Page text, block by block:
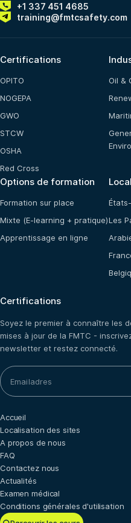
+1 337 451 4685
training@fmtcsafety.com
Certifications
OPITO
NOGEPA
GWO
STCW
OSHA
Red Cross
Oil &
Options de formation
Formation sur place
Mixte (E-learning + pratique)
Apprentissage en ligne
Les
Certifications
Soyez le premier à connaître les
mises à jour de la FMTC -
newsletter et restez connecté.
Accueil
Localisation des sites
A propos de nous
FAQ
Contactez nous
Actualités
Examen médical
Conditions générales d'utilisation